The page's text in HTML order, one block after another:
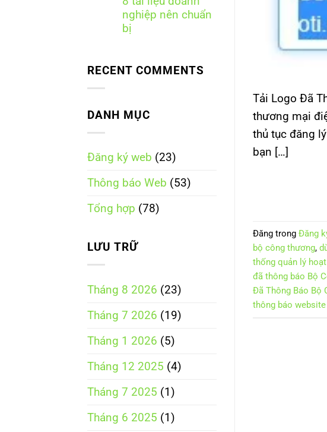
ký?
mại
điện
tử
ngày
nào?
biết
248/2026/NĐ-
CP
nghiệp nên chuẩn
bị
luận
website
cần
gì?
8
liệu
nghiệp
nên
RECENT COMMENTS
DANH MỤC
Đăng ký web (23)
Thông báo Web (53)
Tổng hợp (78)
LƯU TRỮ
Tháng 8 2026 (23)
Tháng 7 2026 (19)
Tháng 1 2026 (5)
Tháng 12 2025 (4)
Tháng 7 2025 (1)
Tháng 6 2025 (1)
Tải Logo Đã
thương mại
thủ tục đăng
bạn […]
Đăng trong Đăng
bộ công thương,
thống quản lý
đã thông báo Bộ
Đã Thông Báo Bộ
thông báo